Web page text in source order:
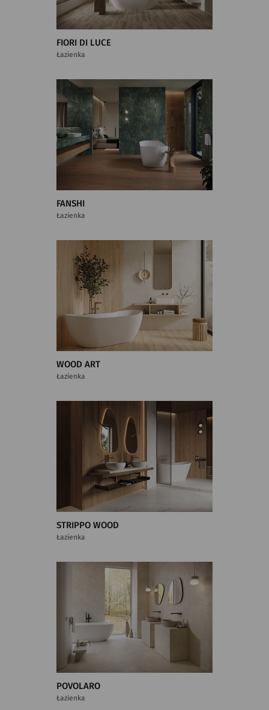
FIORI DI LUCE
Łazienka
FANSHI
Łazienka
WOOD ART
Łazienka
STRIPPO WOOD
Łazienka
POVOLARO
Łazienka